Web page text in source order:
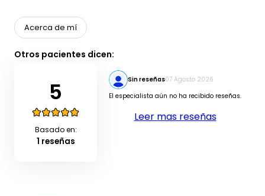
Acerca de mí
Otros pacientes dicen:
5
Basado en:
1 reseñas
Sin reseñas07 Agosto 2026
El especialista aún no ha recibido reseñas.
Leer mas reseñas